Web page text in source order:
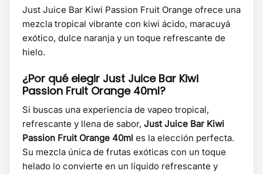
Just Juice Bar Kiwi Passion Fruit Orange ofrece una
mezcla tropical vibrante con kiwi ácido, maracuyá
exótico, dulce naranja y un toque refrescante de
hielo.
¿Por qué elegir Just Juice Bar Kiwi
Passion Fruit Orange 40ml?
Si buscas una experiencia de vapeo tropical,
refrescante y llena de sabor, Just Juice Bar Kiwi
Passion Fruit Orange 40ml es la elección perfecta.
Su mezcla única de frutas exóticas con un toque
helado lo convierte en un líquido refrescante y